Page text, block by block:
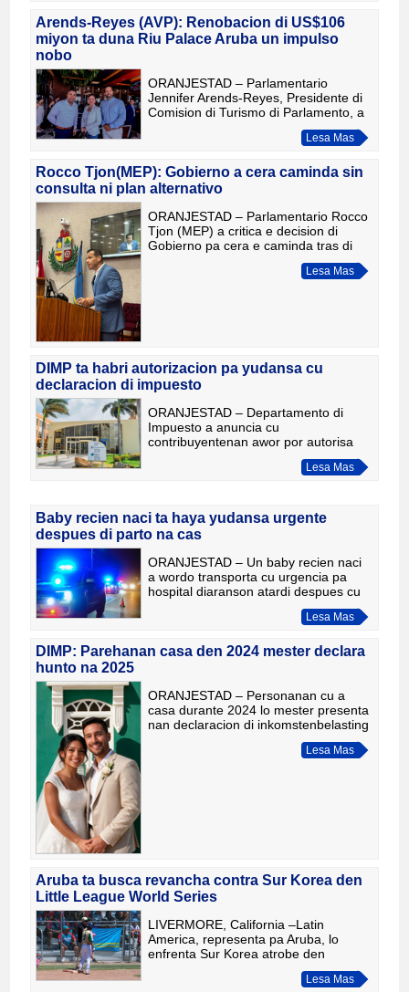
Arends-Reyes (AVP): Renobacion di US$106
miyon ta duna Riu Palace Aruba un impulso
nobo
ORANJESTAD – Parlamentario
Jennifer Arends-Reyes, Presidente di
Comision di Turismo di Parlamento, a
bishita Riu Palace Aruba pa conoce e
resultado di un renobacion cu aLesa Mas
Rocco Tjon(MEP): Gobierno a cera caminda sin
consulta ni plan alternativo
ORANJESTAD – Parlamentario Rocco
Tjon (MEP) a critica e decision di
Gobierno pa cera e caminda tras di
Tierra del Sol, afirmando cu e medida
a wordo tuma sin un estudio diLesa Mas
DIMP ta habri autorizacion pa yudansa cu
declaracion di impuesto
ORANJESTAD – Departamento di
Impuesto a anuncia cu
contribuyentenan awor por autorisa
un persona di confianza, accountant
of consehero fiscal pa yuda cu nan
Lesa Mas
Baby recien naci ta haya yudansa urgente
despues di parto na cas
ORANJESTAD – Un baby recien naci
a wordo transporta cu urgencia pa
hospital diaranson atardi despues cu
e la nace na un cas na Caya Frere
Fredericus y a presenta señalnan cu e
Lesa Mas
DIMP: Parehanan casa den 2024 mester declara
hunto na 2025
ORANJESTAD – Personanan cu a
casa durante 2024 lo mester presenta
nan declaracion di inkomstenbelasting
2025 hunto como pareha casa. Pa
evita problema durante e proseso,
Lesa Mas
Aruba ta busca revancha contra Sur Korea den
Little League World Series
LIVERMORE, California –Latin
America, representa pa Aruba, lo
enfrenta Sur Korea atrobe den
Intermediate (50/70) Little League
World Series 2026. E encuentro,
Lesa Mas